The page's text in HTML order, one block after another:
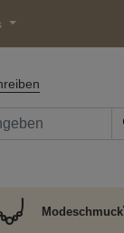
Modeschmuck